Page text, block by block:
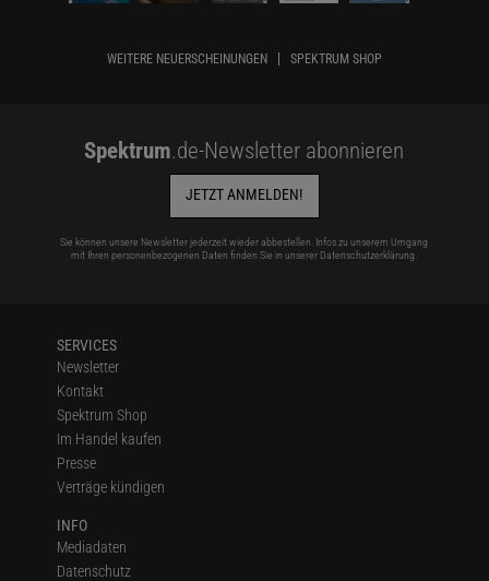
WEITERE NEUERSCHEINUNGEN SPEKTRUM SHOP
Spektrum.de-Newsletter abonnieren
JETZT ANMELDEN!
Sie können unsere Newsletter jederzeit wieder abbestellen. Infos zu unserem Umgang
mit Ihren personenbezogenen Daten finden Sie in unserer Datenschutzerklärung
SERVICES
Newsletter
Kontakt
Spektrum Shop
Im Handel kaufen
Presse
Verträge kündigen
INFO
Mediadaten
Datenschutz